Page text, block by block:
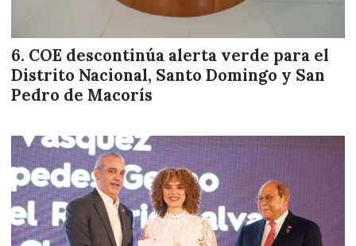
COE descontinúa alerta verde para el
Distrito Nacional, Santo Domingo y San
Pedro de Macorís